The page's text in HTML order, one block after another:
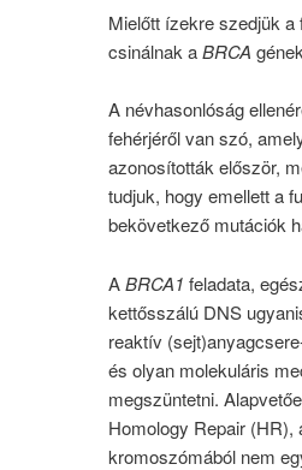
Mielőtt ízekre szedjük a
csinálnak aBRCA
A névhasonlóság
fehérjéről van szó,
azonosították először,
tudjuk, hogy emellett a
bekövetkező mutációk
ABRCA1 feladata,
kettősszálú DNS
reaktív
és olyan molekuláris
megszüntetni.
Homology Repair (HR),
kromoszómából nem